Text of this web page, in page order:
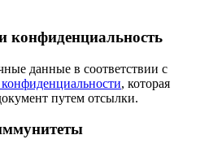
конфиденциальность
данные в соответствии с
, которая
путем отсылки.